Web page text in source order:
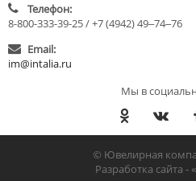
Телефон:
8-800-333-39-25 / +7 (4942) 49‒74‒76
Email:
im@intalia.ru
Мы в
© Ювелирная
Разработка сайта -